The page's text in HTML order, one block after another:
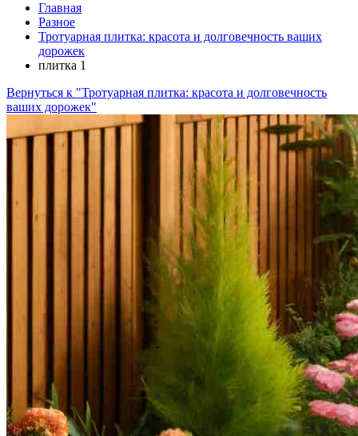
Главная
Разное
Тротуарная плитка: красота и долговечность ваших
дорожек
плитка 1
Вернуться к "Тротуарная плитка: красота и долговечность
ваших дорожек"